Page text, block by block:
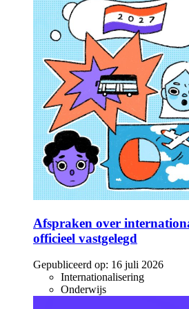
Afspraken over
officieel vastgelegd
Gepubliceerd op: 16 juli 2026
Internationalisering
Onderwijs